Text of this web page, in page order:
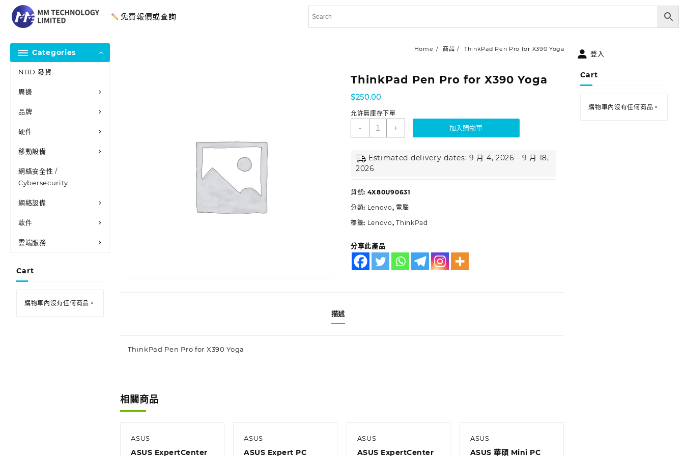
免費報價或查詢
Categories
NBD 發貨
周邊
品牌
硬件
移動設備
網絡安全性 /
Cybersecurity
網絡設備
軟件
雲端服務
Cart
購物車內沒有任何商品。
Home 商品 ThinkPad Pen Pro for X390 Yoga
ThinkPad Pen Pro for X390 Yoga
$250.00
允許無庫存下單
- + 加入購物車
Estimated delivery dates: 9 月 4, 2026 - 9 月 18,
2026
貨號: 4X80U90631
分類: Lenovo, 電腦
標籤: Lenovo,ThinkPad
分享此產品
描述
ThinkPad Pen Pro for X390 Yoga
相關商品
ASUS
ASUS ExpertCenter
ASUS
ASUS Expert PC
ASUS
ASUS ExpertCenter
ASUS
ASUS 華碩 Mini PC
登入
Cart
購物車內沒有任何商品。